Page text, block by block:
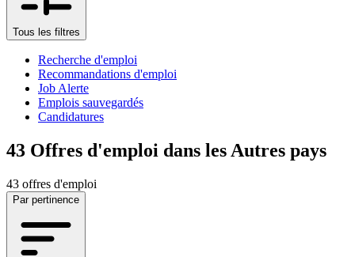
Tous les filtres
Recherche d'emploi
Recommandations d'emploi
Job Alerte
Emplois sauvegardés
Candidatures
43 Offres d'emploi dans les Autres pays
43 offres d'emploi
Par pertinence